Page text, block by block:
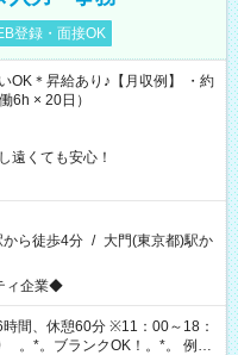
登録・面接OK
OK＊昇給あり♪【月収例】 ・約
6h × 20日）
くても安心！
から徒歩4分 / 大門(東京都)駅か
企業◆
間、休憩60分 ※11：00～18：
え